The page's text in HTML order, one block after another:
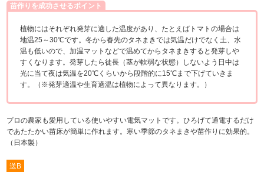
苗作りを成功させるポイント
植物にはそれぞれ発芽に適した温度があり、たとえばトマトの場合は
地温25～30℃です。冬から春先のタネまきでは気温だけでなく土、水
温も低いので、加温マットなどで温めてからタネまきすると発芽しや
すくなります。発芽したら徒長（茎が軟弱な状態）しないよう日中は
光に当て夜は気温を20℃くらいから段階的に15℃まで下げていきま
す。（※発芽適温や生育適温は植物によって異なります。）
プロの農家も愛用している使いやすい電気マットです。ひろげて通電するだけ
であたたかい苗床が簡単に作れます。寒い季節のタネまきや苗作りに効果的。
（日本製）
送B